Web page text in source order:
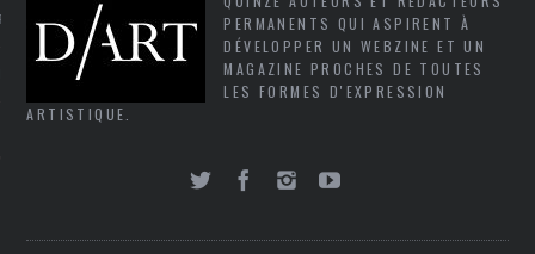
PERMANENTS QUI ASPIRENT À
DÉVELOPPER UN WEBZINE ET UN
MAGAZINE PROCHES DE TOUTES
LES FORMES D'EXPRESSION
ARTISTIQUE.